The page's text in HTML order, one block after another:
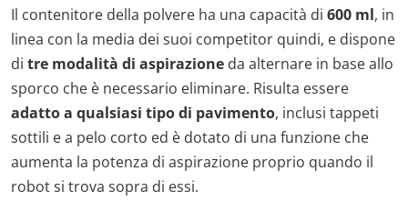
Il contenitore della polvere ha una capacità di 600 ml, in
linea con la media dei suoi competitor quindi, e dispone
di tre modalità di aspirazione da alternare in base allo
sporco che è necessario eliminare. Risulta essere
adatto a qualsiasi tipo di pavimento, inclusi tappeti
sottili e a pelo corto ed è dotato di una funzione che
aumenta la potenza di aspirazione proprio quando il
robot si trova sopra di essi.